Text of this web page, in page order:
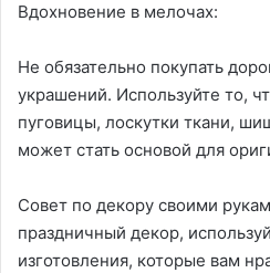
Вдохновение в мелочах:
Не обязательно покупать
украшений. Используйте то,
пуговицы, лоскутки ткани,
может стать основой для
Совет по декору своими
праздничный декор,
изготовления, которые вам